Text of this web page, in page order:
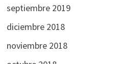
septiembre 2019
diciembre 2018
noviembre 2018